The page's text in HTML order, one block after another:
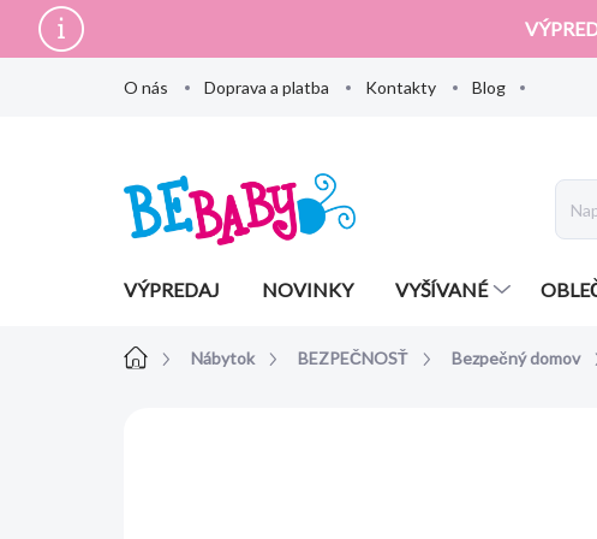
obsah
O nás Doprava a platba Kontakty Blog
VÝPREDAJ NOVINKY VYŠÍVANÉ
DomovNábytok BEZPEČNOSŤ Bezpečný domov